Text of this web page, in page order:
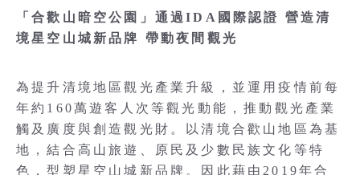
「合歡山暗空公園」通過IDA國際認證 營造清
境星空山城新品牌 帶動夜間觀光
為提升清境地區觀光產業升級，並運用疫情前每
年約160萬遊客人次等觀光動能，推動觀光產業
觸及廣度與創造觀光財。以清境合歡山地區為基
地，結合高山旅遊、原民及少數民族文化等特
色，型塑星空山城新品牌。因此藉由2019年合